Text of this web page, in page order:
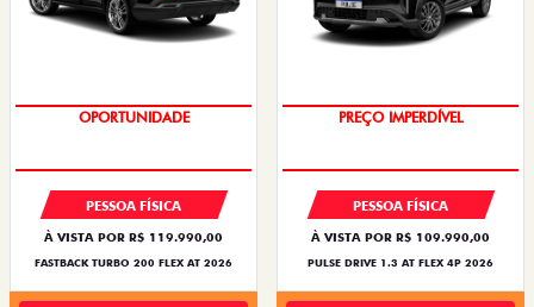
OPORTUNIDADE
PESSOA FÍSICA
À VISTA POR R$ 119.990,00
FASTBACK TURBO 200 FLEX AT 2026
PREÇO IMPERDÍVEL
PESSOA FÍSICA
À VISTA POR R$ 109.990,00
PULSE DRIVE 1.3 AT FLEX 4P 2026